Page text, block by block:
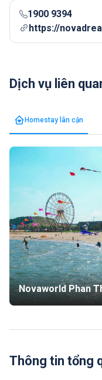
1900 9394
https://
Dịch vụ liên
Homestay lân cận
Novaworld Phan
Thông tin tổng